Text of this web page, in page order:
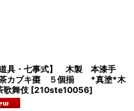
道具・七事式】 木製 本漆手
カブキ棗 ５個揃 *真塗*木
歌舞伎 [210ste10056]